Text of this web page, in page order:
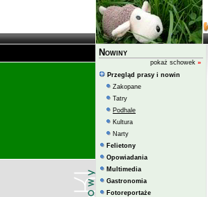
Nowiny
pokaż schowek »
Przegląd prasy i nowin
Zakopane
Tatry
Podhale
Kultura
Narty
Felietony
Opowiadania
Multimedia
Gastronomia
Fotoreportaże